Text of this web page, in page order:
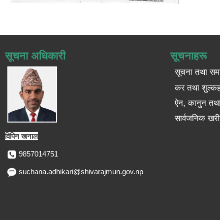
सूचना अधिकारी
विपिन खनाल
9857014751
suchana.adhikari@shivarajmun.gov.np
सूचनाहरू
सूचना तथा
कर तथा
ऐन, कानुन तथा
सार्वजनिक